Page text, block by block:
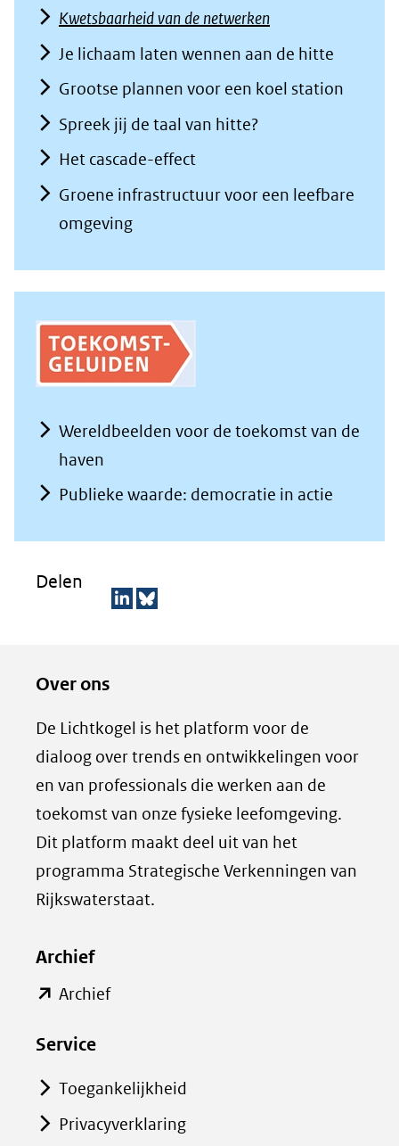
Kwetsbaarheid van de netwerken
Je lichaam laten wennen aan de hitte
Grootse plannen voor een koel station
Spreek jij de taal van hitte?
Het cascade-effect
Groene infrastructuur voor een leefbare
omgeving
Wereldbeelden voor de toekomst van de
haven
Publieke waarde: democratie in actie
Delen
n
o
p
L
i
n
k
nieuw
p
a
g
i
n
a
d
B
Over ons
De Lichtkogel is het platform voor de
dialoog over trends en ontwikkelingen voor
en van professionals die werken aan de
toekomst van onze fysieke leefomgeving.
Dit platform maakt deel uit van het
programma Strategische Verkenningen van
Rijkswaterstaat.
Archief
Archief(opent
venster)
naar
Service
Toegankelijkheid
Privacyverklaring